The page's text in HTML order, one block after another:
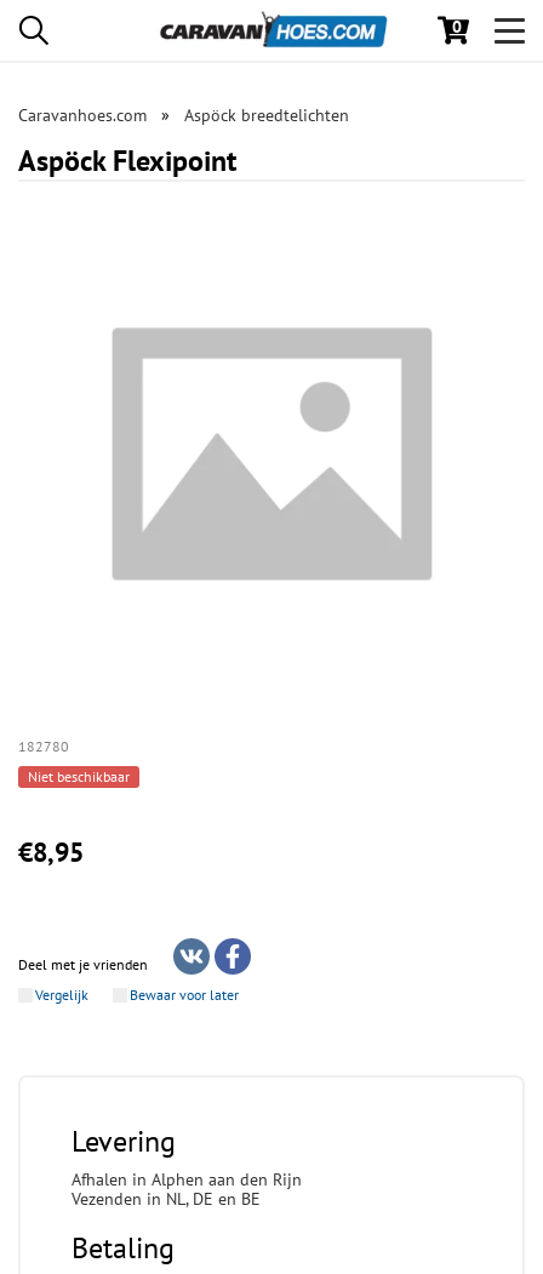
0
Caravanhoes.com Aspöck breedtelichten
Aspöck Flexipoint
182780
Niet beschikbaar
€8,95
Deel met je vrienden
Vergelijk
Bewaar voor later
Levering
Afhalen in Alphen aan den Rijn
Vezenden in NL, DE en BE
Betaling